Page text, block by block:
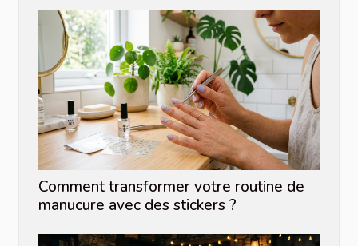
Comment transformer votre routine de
manucure avec des stickers ?